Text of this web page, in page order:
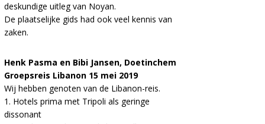
deskundige uitleg van Noyan.
De plaatselijke gids had ook veel kennis van
zaken.
Henk Pasma en Bibi Jansen, Doetinchem
Groepsreis Libanon 15 mei 2019
Wij hebben genoten van de Libanon-reis.
1. Hotels prima met Tripoli als geringe
dissonant